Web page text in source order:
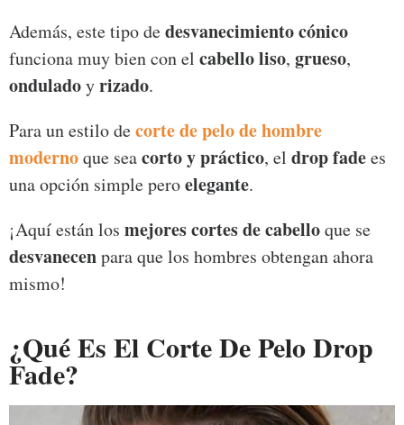
Además, este tipo dedesvanecimiento cónico
funciona muy bien con el cabello liso, grueso,
onduladoyrizado.
Para un estilo decorte de pelo de hombre
modernoque seacorto y práctico, el drop fadees
una opción simple peroelegante.
¡Aquí están los mejores cortes de cabelloque se
desvanecenpara que los hombres obtengan ahora
mismo!
¿Qué Es El Corte De Pelo Drop
Fade?